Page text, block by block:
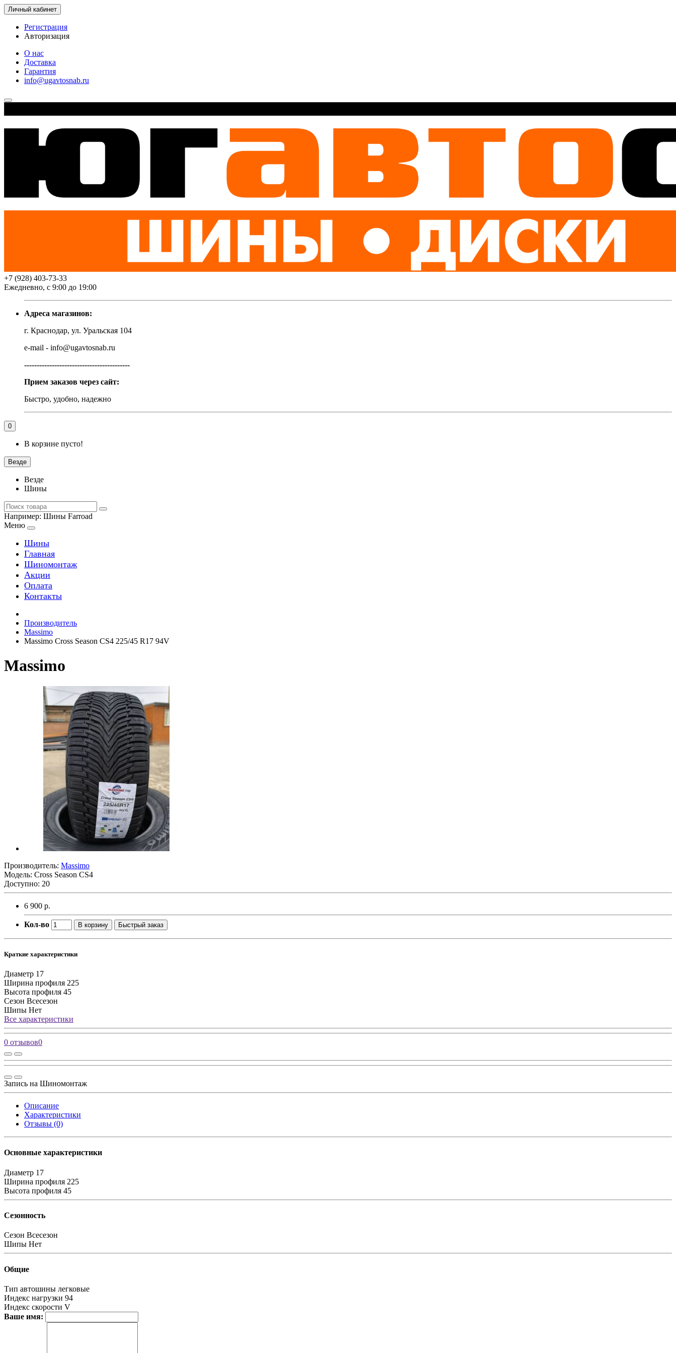
Личный кабинет
Регистрация
Авторизация
О нас
Доставка
Гарантия
info@ugavtosnab.ru
+7 (928) 403-73-33
Ежедневно, с 9:00 до 19:00
Адреса магазинов:
г. Краснодар, ул. Уральская 104
e-mail - info@ugavtosnab.ru
------------------------------------------
Прием заказов через сайт:
Быстро, удобно, надежно
0
В корзине пусто!
Везде
Везде
Шины
Например: Шины Farroad
Меню
Шины
Главная
Шиномонтаж
Акции
Оплата
Контакты
Производитель
Massimo
Massimo Cross Season CS4 225/45 R17 94V
Massimo
Производитель: Massimo
Модель: Cross Season CS4
Доступно: 20
6 900 р.
Кол-во В корзину Быстрый заказ
Краткие характеристики
Диаметр 17
Ширина профиля 225
Высота профиля 45
Сезон Всесезон
Шипы Нет
Все характеристики
0 отзывов0
Запись на Шиномонтаж
Описание
Характеристики
Отзывы (0)
Основные характеристики
Диаметр 17
Ширина профиля 225
Высота профиля 45
Сезонность
Сезон Всесезон
Шипы Нет
Общие
Тип автошины легковые
Индекс нагрузки 94
Индекс скорости V
Ваше имя: